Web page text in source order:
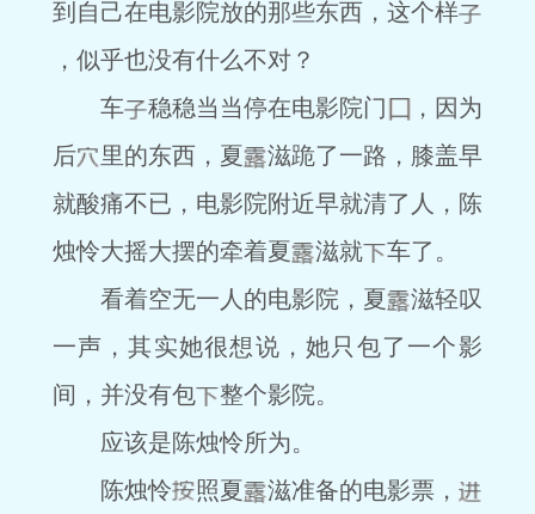
到自己在电影院放的那些东西，这个样
，似乎也没有什么不对？
车
稳稳当当停在电影院门
，因为
后
里的东西，夏
滋跪了一路，膝盖早
就酸痛不已，电影院附近早就清了人，陈
烛怜大摇大摆的牵着夏
滋就
车了。
看着空无一人的电影院，夏
滋轻叹
一声，其实她很想说，她只包了一个影
间，并没有包
整个影院。
应该是陈烛怜所为。
陈烛怜
照夏
滋准备的电影票，